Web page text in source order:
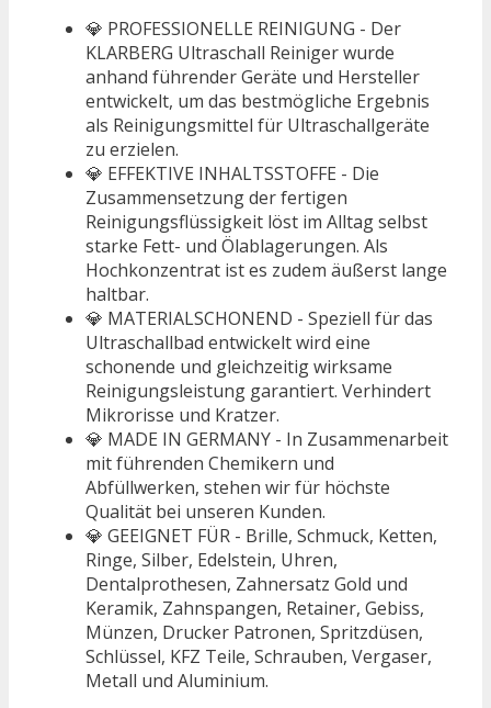
💎 PROFESSIONELLE REINIGUNG - Der
KLARBERG Ultraschall Reiniger wurde
anhand führender Geräte und Hersteller
entwickelt, um das bestmögliche Ergebnis
als Reinigungsmittel für Ultraschallgeräte
zu erzielen.
💎 EFFEKTIVE INHALTSSTOFFE - Die
Zusammensetzung der fertigen
Reinigungsflüssigkeit löst im Alltag selbst
starke Fett- und Ölablagerungen. Als
Hochkonzentrat ist es zudem äußerst lange
haltbar.
💎 MATERIALSCHONEND - Speziell für das
Ultraschallbad entwickelt wird eine
schonende und gleichzeitig wirksame
Reinigungsleistung garantiert. Verhindert
Mikrorisse und Kratzer.
💎 MADE IN GERMANY - In Zusammenarbeit
mit führenden Chemikern und
Abfüllwerken, stehen wir für höchste
Qualität bei unseren Kunden.
💎 GEEIGNET FÜR - Brille, Schmuck, Ketten,
Ringe, Silber, Edelstein, Uhren,
Dentalprothesen, Zahnersatz Gold und
Keramik, Zahnspangen, Retainer, Gebiss,
Münzen, Drucker Patronen, Spritzdüsen,
Schlüssel, KFZ Teile, Schrauben, Vergaser,
Metall und Aluminium.